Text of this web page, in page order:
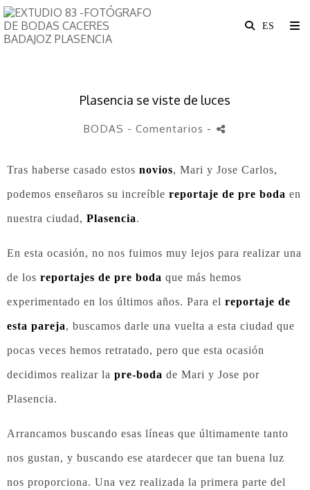
Plasencia se viste de luces
BODAS - Comentarios -
Tras haberse casado estos novios, Mari y Jose Carlos,
podemos enseñaros su increíble reportaje de pre boda en
nuestra ciudad, Plasencia.
En esta ocasión, no nos fuimos muy lejos para realizar una
de los reportajes de pre boda que más hemos
experimentado en los últimos años. Para el reportaje de
esta pareja, buscamos darle una vuelta a esta ciudad que
pocas veces hemos retratado, pero que esta ocasión
decidimos realizar la pre-boda de Mari y Jose por
Plasencia.
Arrancamos buscando esas líneas que últimamente tanto
nos gustan, y buscando ese atardecer que tan buena luz
nos proporciona. Una vez realizada la primera parte del